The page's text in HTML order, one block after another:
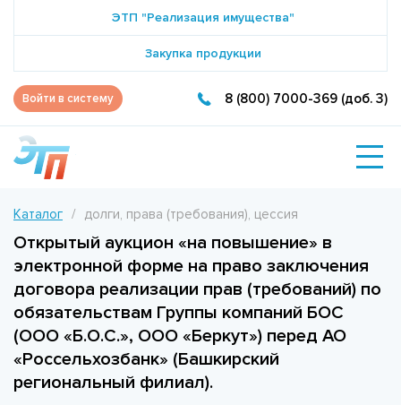
ЭТП "Реализация имущества"
Закупка продукции
Войти в систему 8 (800) 7000-369 (доб. 3)
Каталог долги, права (требования), цессия
Открытый аукцион «на повышение» в
электронной форме на право заключения
договора реализации прав (требований) по
обязательствам Группы компаний БОС
(ООО «Б.О.С.», ООО «Беркут») перед АО
«Россельхозбанк» (Башкирский
региональный филиал).